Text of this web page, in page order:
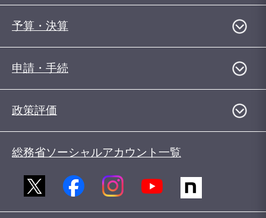
予算・決算
申請・手続
政策評価
総務省ソーシャルアカウント一覧